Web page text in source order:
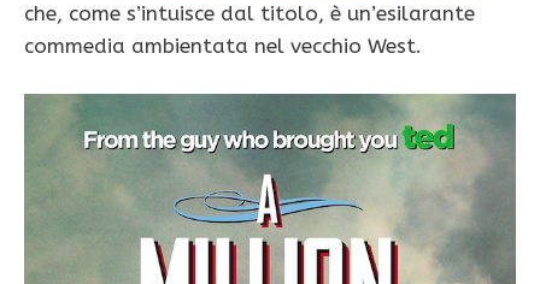
che, come s’intuisce dal titolo, è un’esilarante
commedia ambientata nel vecchio West.